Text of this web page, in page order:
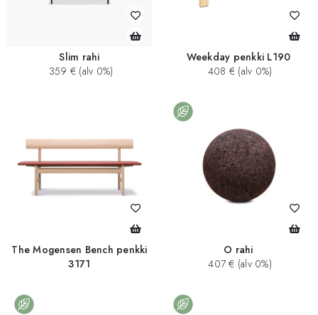
Slim rahi
359 € (alv 0%)
Weekday penkki L190
408 € (alv 0%)
The Mogensen Bench penkki
3171
O rahi
407 € (alv 0%)